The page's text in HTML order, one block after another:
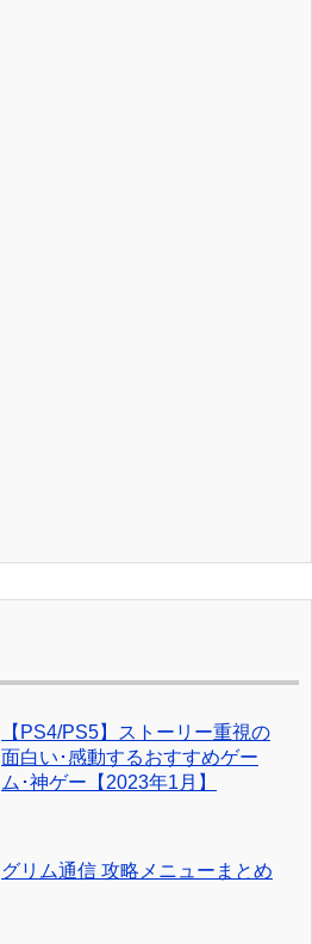
【PS4/PS5】ストーリー重視の
面白い･感動するおすすめゲー
ム･神ゲー【2023年1月】
グリム通信 攻略メニューまとめ